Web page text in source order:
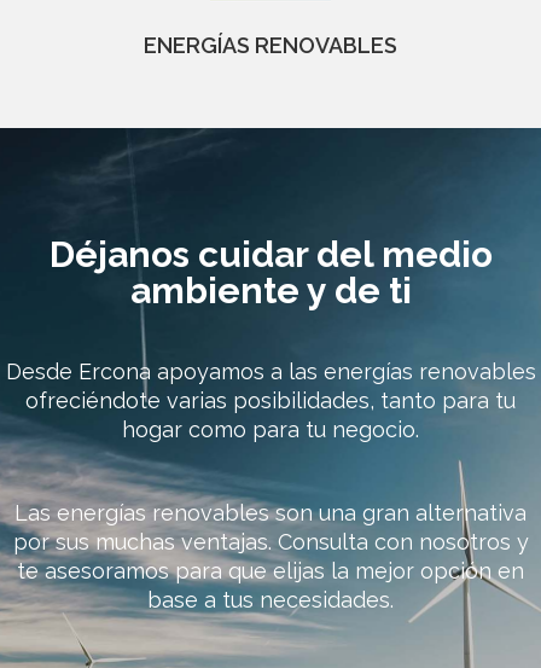
ENERGÍAS RENOVABLES
Déjanos cuidar del medio
ambiente y de ti
Desde Ercona apoyamos a las energías renovables
ofreciéndote varias posibilidades, tanto para tu
hogar como para tu negocio.
Las energías renovables son una gran alternativa
por sus muchas ventajas. Consulta con nosotros y
te asesoramos para que elijas la mejor opción en
base a tus necesidades.